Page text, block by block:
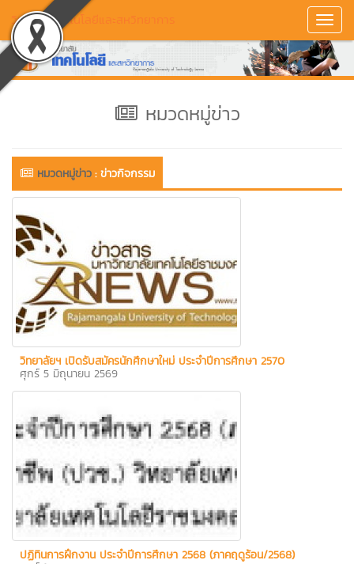
วิทยาลัยเทคโนโลยีและสหวิทยาการ
หมวดหมู่ข่าว
หมวดหมู่ข่าว:ข่าวกิจกรรม
วิทยาลัยฯ เปิดรับสมัครนักศึกษาใหม่ ประจำปีการศึกษา 2570
ศุกร์ 5 มิถุนายน 2569
ปฏิทินการฝึกงาน ประจำปีการศึกษา 2568 (ภาคฤดูร้อน/2568)